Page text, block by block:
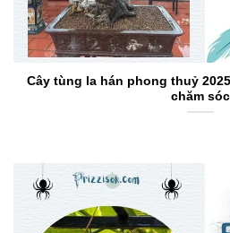
Cây tùng la hán phong thuỷ
chăm sóc